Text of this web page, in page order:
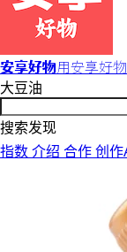
安享好物用安享好
大豆油
搜索发现
指数 介绍 合作 创作